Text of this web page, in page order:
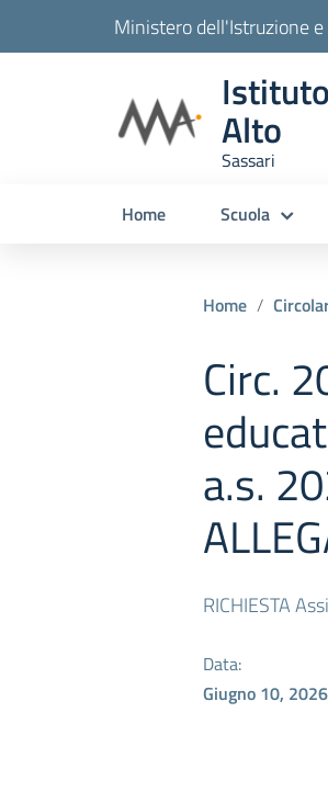
Ministero dell'Istruzione
Alto
Sassari
Home Scuola
Home
Circ.
a.s.
RICHIESTA
Data:
Giugno 10, 2026